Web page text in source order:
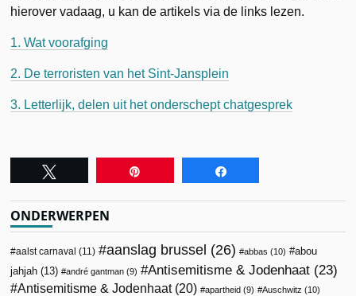
hierover vadaag, u kan de artikels via de links lezen.
1. Wat voorafging
2. De terroristen van het Sint-Jansplein
3. Letterlijk, delen uit het onderschept chatgesprek
ONDERWERPEN
aalst carnaval (11) aanslag brussel (26) abbas (10)
abou
jahjah (13) andré gantman (9) Antisemitisme & Jodenhaat (23)
Antisemitisme & Jodenhaat(20) apartheid (9) Auschwitz (10)